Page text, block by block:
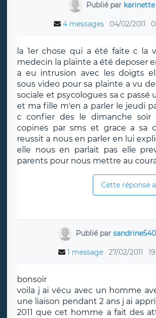
Publié par karinette
4 messages 04/02/2011
la 1er chose qui a été faite c la
medecin la plainte a été deposer
a eu intrusion avec les doigts
sous video pour sa plainte a vu
sociale et psycologues sa c passé
et ma fille m'en a parler le jeudi
c confier des le dimanche
copines par sms et grace a sa
reussit a nous en parler en lui
elle nous en parlait pas elle
parents pour nous mettre au
Cette réponse
Publié par
1 message 27/02/2011
bonsoir
voila j ai vécu avec un homme
une liaison pendant 2 ans j ai
2011 que cet homme a fait des